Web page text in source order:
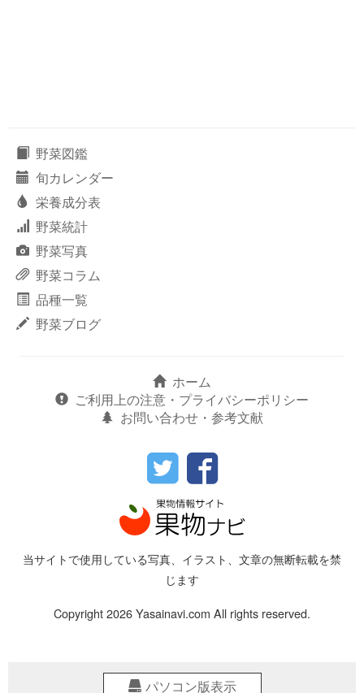
野菜図鑑
旬カレンダー
栄養成分表
野菜統計
野菜写真
野菜コラム
品種一覧
野菜ブログ
ホーム
ご利用上の注意・プライバシーポリシー
お問い合わせ・参考文献
当サイトで使用している写真、イラスト、文章の無断転載を禁
じます
Copyright 2026 Yasainavi.com All rights reserved.
パソコン版表示